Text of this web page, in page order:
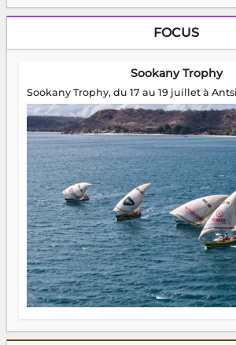
FOCUS
Sookany Trophy
Sookany Trophy, du 17 au 19 juillet à